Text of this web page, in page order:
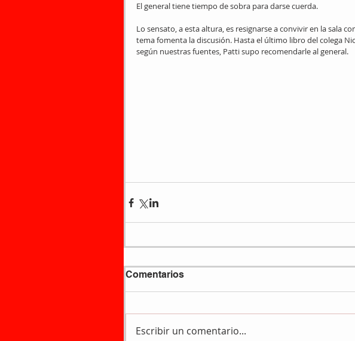
El general tiene tiempo de sobra para darse cuerda.
Lo sensato, a esta altura, es resignarse a convivir en la sala
tema fomenta la discusión. Hasta el último libro del colega
según nuestras fuentes, Patti supo recomendarle al general.
Comentarios
Escribir un comentario...